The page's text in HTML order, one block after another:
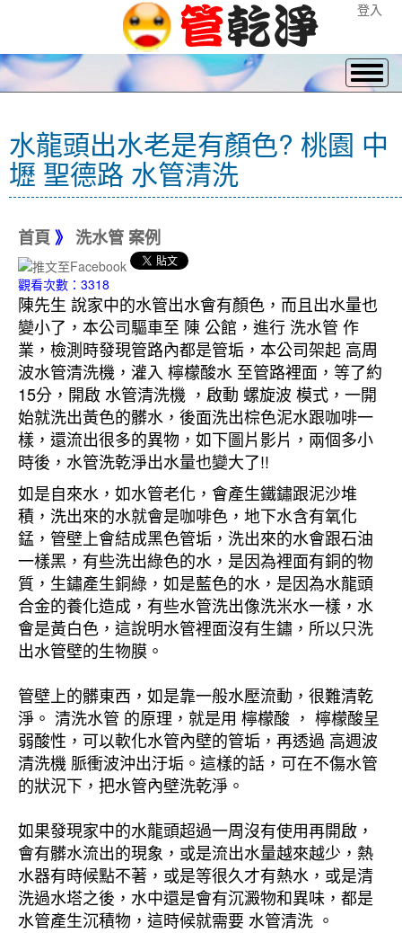
登入
水龍頭出水老是有顏色? 桃園 中
壢 聖德路 水管清洗
首頁 》 洗水管 案例
觀看次數：3318
陳先生 說家中的水管出水會有顏色，而且出水量也
變小了，本公司驅車至 陳 公館，進行 洗水管 作
業，檢測時發現管路內都是管垢，本公司架起 高周
波水管清洗機，灌入 檸檬酸水 至管路裡面，等了約
15分，開啟 水管清洗機 ，啟動 螺旋波 模式，一開
始就洗出黃色的髒水，後面洗出棕色泥水跟咖啡一
樣，還流出很多的異物，如下圖片影片，兩個多小
時後，水管洗乾淨出水量也變大了!!
如是自來水，如水管老化，會產生鐵鏽跟泥沙堆
積，洗出來的水就會是咖啡色，地下水含有氧化
錳，管壁上會結成黑色管垢，洗出來的水會跟石油
一樣黑，有些洗出綠色的水，是因為裡面有銅的物
質，生鏽產生銅綠，如是藍色的水，是因為水龍頭
合金的養化造成，有些水管洗出像洗米水一樣，水
會是黃白色，這說明水管裡面沒有生鏽，所以只洗
出水管壁的生物膜。
管壁上的髒東西，如是靠一般水壓流動，很難清乾
淨。 清洗水管 的原理，就是用 檸檬酸 ， 檸檬酸呈
弱酸性，可以軟化水管內壁的管垢，再透過 高週波
清洗機 脈衝波沖出汙垢。這樣的話，可在不傷水管
的狀況下，把水管內壁洗乾淨。
如果發現家中的水龍頭超過一周沒有使用再開啟，
會有髒水流出的現象，或是流出水量越來越少，熱
水器有時候點不著，或是等很久才有熱水，或是清
洗過水塔之後，水中還是會有沉澱物和異味，都是
水管產生沉積物，這時候就需要 水管清洗 。